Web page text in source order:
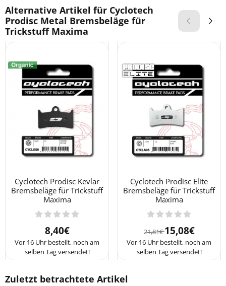
Alternative Artikel für Cyclotech
Prodisc Metal Bremsbeläge für
Trickstuff Maxima
Cyclotech Prodisc Kevlar
Bremsbeläge für Trickstuff
Maxima
Preis: 8,40
8,40€
Vor 16 Uhr bestellt, noch am
selben Tag versendet!
Cyclotech Prodisc Elite
Bremsbeläge für Trickstuff
Maxima
Von 21,81 für
21,81€15,08€
Vor 16 Uhr bestellt, noch am
selben Tag versendet!
Zuletzt betrachtete Artikel